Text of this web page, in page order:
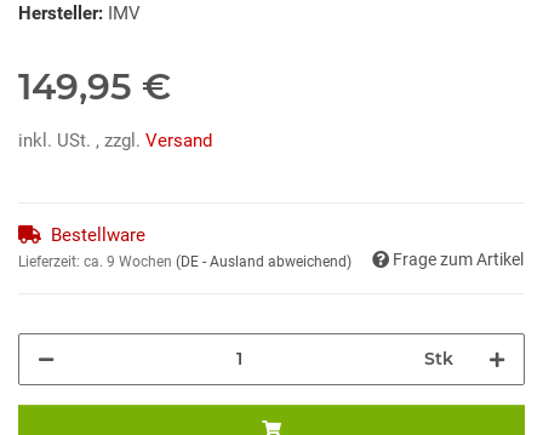
Hersteller: IMV
149,95 €
inkl. USt. , zzgl. Versand
Bestellware
Lieferzeit: ca. 9 Wochen (DE - Ausland abweichend) Frage zum Artikel
Stk